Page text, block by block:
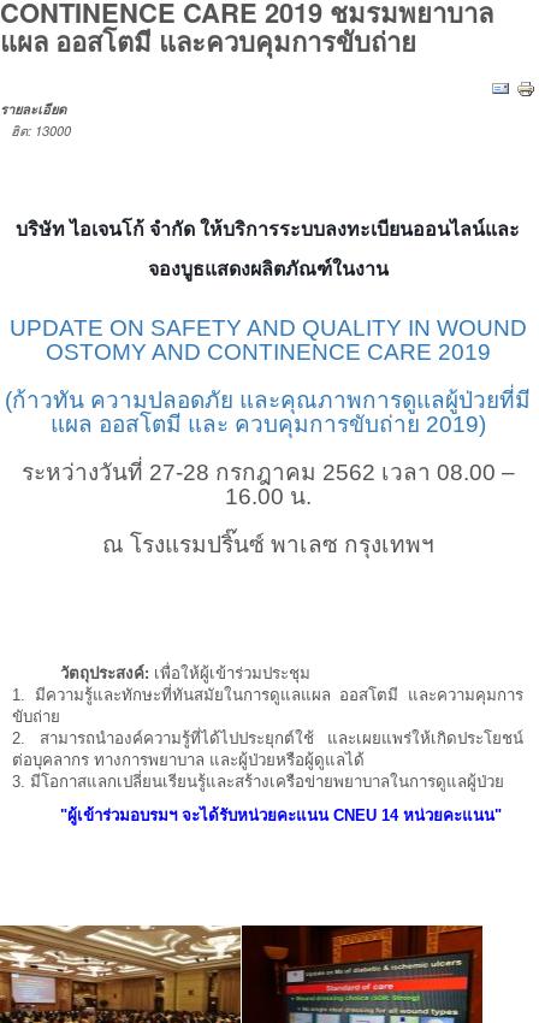
CONTINENCE CARE 2019 ชมรมพยาบาล
แผล ออสโตมี และควบคุมการขับถ่าย
รายละเอียด
ฮิต: 13000
บริษัท ไอเจนโก้ จำกัด ให้บริการระบบลงทะเบียนออนไลน์และ
จองบูธแสดงผลิตภัณฑ์ในงาน
UPDATE ON SAFETY AND QUALITY IN WOUND
OSTOMY AND CONTINENCE CARE 2019
(ก้าวทัน ความปลอดภัย และคุณภาพการดูแลผู้ป่วยที่มี
แผล ออสโตมี และ ควบคุมการขับถ่าย 2019)
ระหว่างวันที่ 27-28 กรกฎาคม 2562 เวลา 08.00 –
16.00 น.
ณ โรงแรมปริ๊นซ์ พาเลซ กรุงเทพฯ
วัตถุประสงค์: เพื่อให้ผู้เข้าร่วมประชุม
1. มีความรู้และทักษะที่ทันสมัยในการดูแลแผล ออสโตมี และความคุมการ
ขับถ่าย
2. สามารถนำองค์ความรู้ที่ได้ไปประยุกต์ใช้ และเผยแพร่ให้เกิดประโยชน์
ต่อบุคลากร ทางการพยาบาล และผู้ป่วยหรือผู้ดูแลได้
3. มีโอกาสแลกเปลี่ยนเรียนรู้และสร้างเครือข่ายพยาบาลในการดูแลผู้ป่วย
"ผู้เข้าร่วมอบรมฯ จะได้รับหน่วยคะแนน CNEU 14 หน่วยคะแนน"